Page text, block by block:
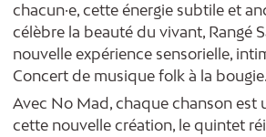
chacun·e, cette énergie subtile et
célèbre la beauté du vivant, Rangé
nouvelle expérience sensorielle,
Concert de musique folk à la bougie.
Avec No Mad, chaque chanson est
cette nouvelle création, le quintet